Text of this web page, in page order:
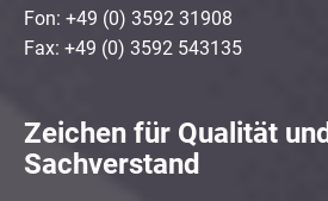
Fon: +49 (0) 3592 31908
Fax: +49 (0) 3592 543135
Zeichen für Qualität und
Sachverstand